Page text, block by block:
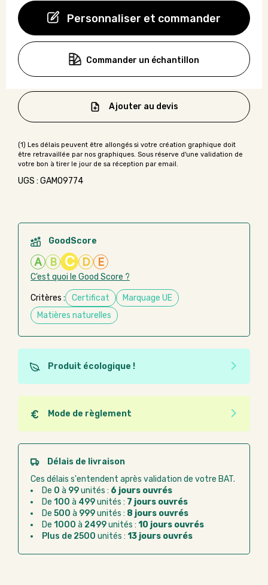
Personnaliser et commander
Commander un échantillon
Ajouter au devis
UGS : GAMO9774
GoodScore
A B C D E
C’est quoi le Good Score ?
Critères : Certificat
Marquage UE
Matières naturelles
Produit écologique !
Ce produit est éco-conçu, il a été fabriqué à partir de
matériaux recyclés ou recyclables. Ces produits
peuvent plus facilement obtenir une seconde vie
après utilisation. L'origine de fabrication du produit
n'entre pas dans les critères d'éco-conception.
Mode de règlement
Quel que soit le mode de règlement, vous pouvez
passer commande en ligne sur Good Act.
Paiement CB :paiement sécurisé par carte
Virement bancaire :règlement sur facture
après la commande
Chorus Pro :règlement par mandat
administratif après la commande
Délais de livraison
Ces délais s'entendent après validation de votre BAT.
De 0 à 99unités : 6 jours ouvrés
De 100 à 499unités : 7 jours ouvrés
De 500 à 999unités : 8 jours ouvrés
De 1000 à 2499unités : 10 jours ouvrés
Plus de 2500 unités : 13 jours ouvrés